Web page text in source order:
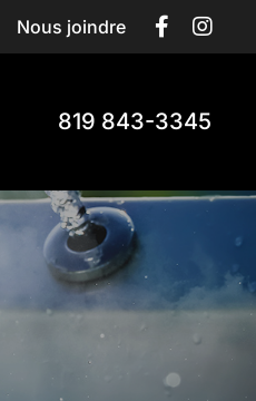
Nous joindre
819 843-3345